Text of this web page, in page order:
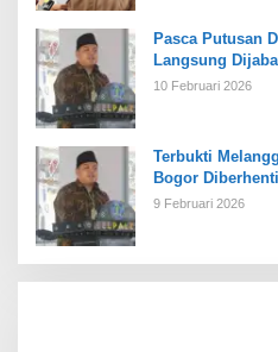
Pasca Putusan
Langsung
10 Februari 2026
Terbukti
Bogor
9 Februari 2026